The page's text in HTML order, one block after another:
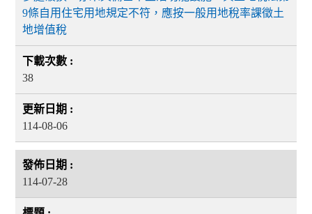
9條自用住宅用地規定不符，應按一般用地稅率課徵土
地增值稅
38
114-08-06
114-07-28